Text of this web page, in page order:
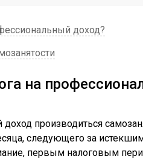
доход?
на
доход производиться
следующего за
первым налоговым